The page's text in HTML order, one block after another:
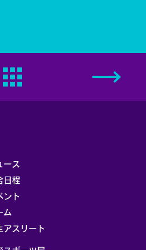
ース
日程
ント
ム
アスリート